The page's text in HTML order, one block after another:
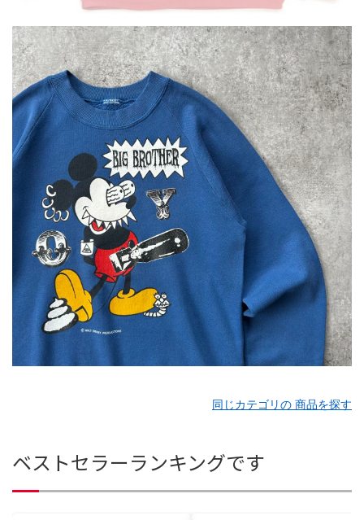
同じカテゴリの 商品を探す
ベストセラーランキングです